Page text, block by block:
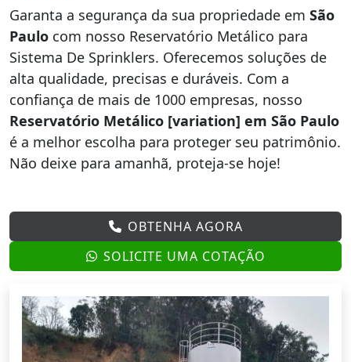
Garanta a segurança da sua propriedade em São
Paulo com nosso Reservatório Metálico para
Sistema De Sprinklers. Oferecemos soluções de
alta qualidade, precisas e duráveis. Com a
confiança de mais de 1000 empresas, nosso
Reservatório Metálico [variation] em São Paulo
é a melhor escolha para proteger seu patrimônio.
Não deixe para amanhã, proteja-se hoje!
OBTENHA AGORA
SOLICITE UMA COTAÇÃO